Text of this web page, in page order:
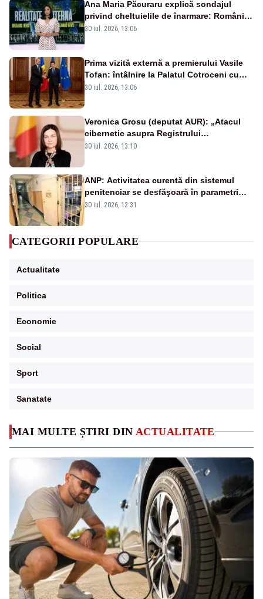
MAI MULTE ȘTIRI DIN ACTUALITATE
Ana Maria Păcuraru explică sondajul
privind cheltuielile de înarmare: Românii
cer transparență în achiziții și un echilibru
30 iul. 2026, 13:06
Prima vizită externă a premierului Vasile
Tofan: întâlnire la Palatul Cotroceni cu
președintele Nicușor Dan
30 iul. 2026, 13:06
Veronica Grosu (deputat AUR): „Atacul
cibernetic asupra Registrului
Proprietăților transmite un semnal de
30 iul. 2026, 13:10
ANP: Activitatea curentă din sistemul
penitenciar se desfăşoară în parametri
normali
30 iul. 2026, 12:31
CATEGORII POPULARE
Actualitate
Politica
Economie
Social
Sport
Sanatate